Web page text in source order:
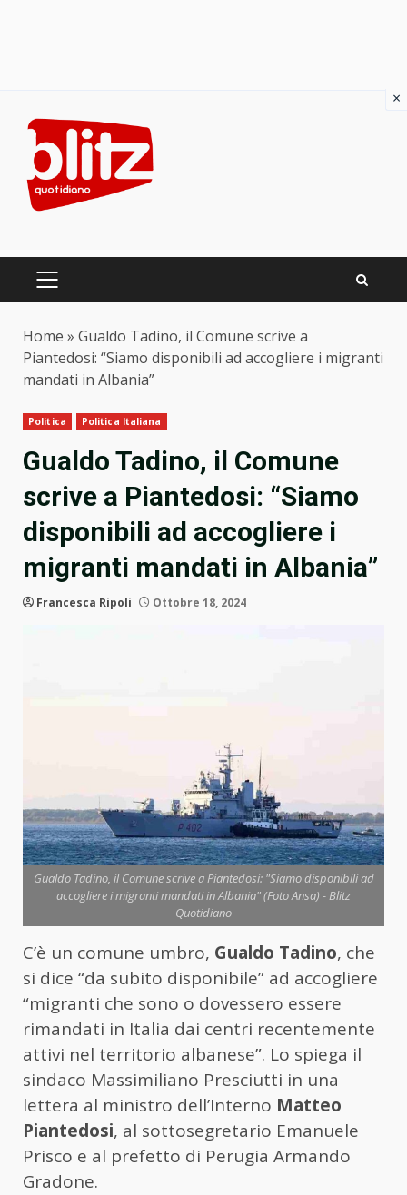
content
PRIMARY
Home » Gualdo Tadino, il Comune scrive a
Piantedosi: “Siamo disponibili ad accogliere i migranti
mandati in Albania”
Politica Politica Italiana
Gualdo Tadino, il Comune
scrive a Piantedosi: “Siamo
disponibili ad accogliere i
migranti mandati in Albania”
Francesca Ripoli Ottobre 18, 2024
Gualdo Tadino, il Comune scrive a Piantedosi: "Siamo disponibili ad
accogliere i migranti mandati in Albania" (Foto Ansa) - Blitz
Quotidiano
C’è un comune umbro, Gualdo Tadino, che
si dice “da subito disponibile” ad accogliere
“migranti che sono o dovessero essere
rimandati in Italia dai centri recentemente
attivi nel territorio albanese”. Lo spiega il
sindaco Massimiliano Presciutti in una
lettera al ministro dell’Interno Matteo
Piantedosi, al sottosegretario Emanuele
Prisco e al prefetto di Perugia Armando
Gradone.
×